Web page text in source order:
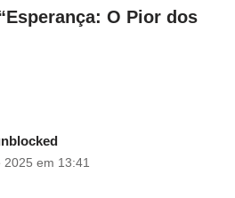
O Pior dos
2025 em 13:41